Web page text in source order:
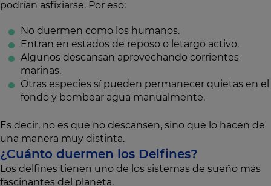
podrían asfixiarse. Por eso:
No duermen como los humanos.
Entran en estados de reposo o letargo activo.
Algunos descansan aprovechando corrientes
marinas.
Otras especies sí pueden permanecer quietas en el
fondo y bombear agua manualmente.
Es decir, no es que no descansen, sino que lo hacen de
una manera muy distinta.
¿Cuánto duermen los Delfines?
Los delfines tienen uno de los sistemas de sueño más
fascinantes del planeta.